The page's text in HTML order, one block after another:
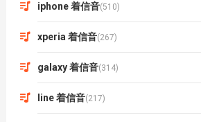
iphone 着信音(510)
xperia 着信音(267)
galaxy 着信音(314)
line 着信音(217)